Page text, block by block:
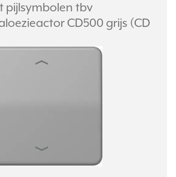
pijlsymbolen tbv
CD500 grijs (CD